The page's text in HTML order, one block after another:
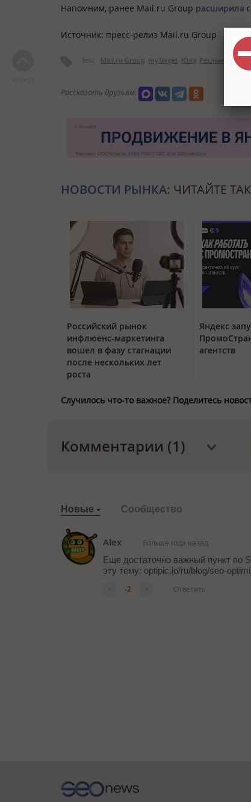
Напомним, ранее Mail.ru Group расширила
Источник: пресс-релиз Mail.ru Group
Теги: Mail.ru Group myTarget Юла Реклама
Рассказать друзьям:
НОВОСТИ РЫНКА: ЧИТАЙТЕ
Российский рынок
инфлюенс-маркетинга
вошел в фазу стагнации
после нескольких лет
роста
Яндекс
агентств
Случилось что-то важное? Поделитесь
Комментарии (1)
Новые Сообщество
Alex больше года назад
Еще достаточно важный пункт по
эту тему: optipic.io/ru/blog/seo-
-2 Ответить